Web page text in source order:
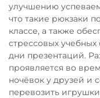
улучшению
что такие рюкзаки
классе, а также
стрессовых учебных
дни презентаций.
проявляется во
ночёвок у друзей и
перевозить